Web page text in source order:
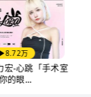
8.72万
宏-心跳「手术室
的眼...